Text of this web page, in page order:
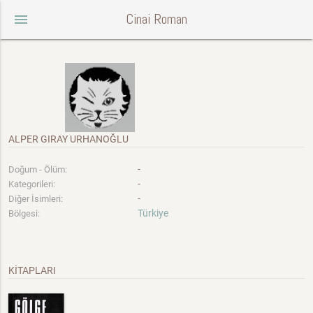
menu Cinai Roman
ALPER GIRAY URHANOĞLU
Doğum - Ölüm: -
Kategorileri: -
Diğer İsimleri: -
Bölgesi: Türkiye
KİTAPLARI